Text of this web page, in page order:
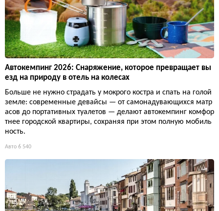
Автокемпинг 2026: Снаряжение, которое превращает вы
езд на природу в отель на колесах
Больше не нужно страдать у мокрого костра и спать на голой
земле: современные девайсы — от самонадувающихся матр
асов до портативных туалетов — делают автокемпинг комфор
тнее городской квартиры, сохраняя при этом полную мобиль
ность.
Авто 6 540